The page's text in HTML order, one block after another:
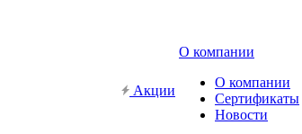
Акции
О компании
О компании
Сертификаты
Новости